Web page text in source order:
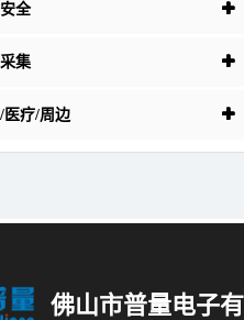
全
集
医疗/周边
佛山市普量电子